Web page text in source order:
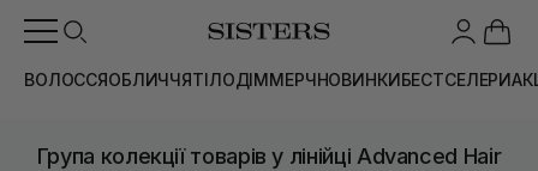
ВОЛОССЯОБЛИЧЧЯТІЛОДІММЕРЧНОВИНКИБЕСТСЕЛЕРИ
Група колекції товарів у лінійці Advanced Hair